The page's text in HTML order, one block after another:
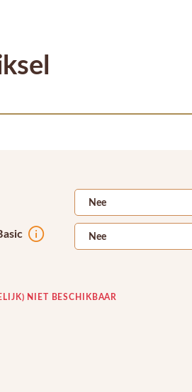
NIET BESCHIKBAAR